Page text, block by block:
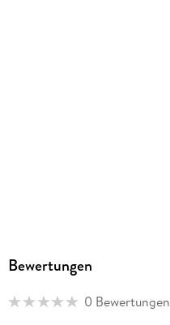
Bewertungen
0 Bewertungen